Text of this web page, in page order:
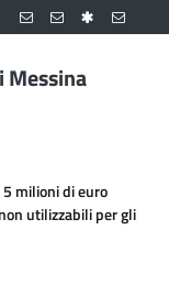
Messina
5 milioni di euro
utilizzabili per gli